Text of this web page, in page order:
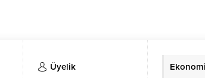
Üyelik Ekonomi